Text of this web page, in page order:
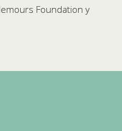
Foundation y